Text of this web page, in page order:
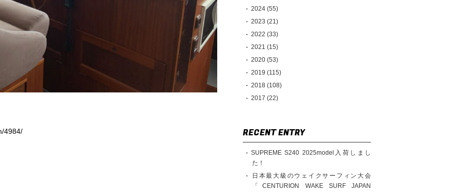
4984/
2024 (55)
2023 (21)
2022 (33)
2021 (15)
2020 (53)
2019 (115)
2018 (108)
2017 (22)
RECENT ENTRY
SUPREME S240 2025model入荷しまし
た！
日本最大級のウェイクサーフィン大会
「CENTURION WAKE SURF JAPAN